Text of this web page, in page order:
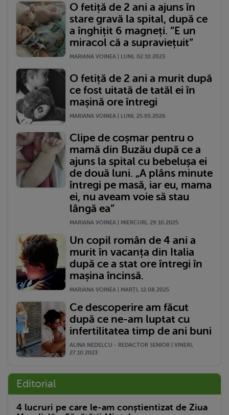
O fetiță de 2 ani a ajuns în
stare gravă la spital, după ce
a înghițit 6 magneți. ”E un
miracol că a supraviețuit”
MARIANA VOINEA | LUNI, 02.10.2023
O fetiță de 2 ani a murit după
ce fost uitată de tatăl ei în
mașină ore întregi
MARIANA VOINEA | LUNI, 25.05.2026
Clipe de coșmar pentru o
mamă din Buzău după ce a
ajuns la spital cu bebelușa ei
de două luni. „A plâns minute
întregi pe masă, iar eu, mama
ei, nu aveam voie să stau
lângă ea”
MARIANA VOINEA | MIERCURI, 29.10.2025
Un copil român de 4 ani a
murit în vacanța din Italia
după ce a stat ore întregi în
mașina încinsă.
MARIANA VOINEA | MARŢI, 12.08.2025
Ce descoperire am făcut
după ce ne-am luptat cu
infertilitatea timp de ani buni
ALINA NEDELCU - REDACTOR SENIOR | VINERI,
27.10.2023
Editorial
4 lucruri pe care le-am conștientizat de Ziua